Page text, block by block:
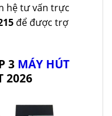
hệ tư vấn trực
để được trợ
3 MÁY HÚT
2026